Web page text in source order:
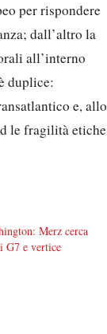
per rispondere
dall’altro la
all’interno
duplice:
e, allo
le fragilità etiche
Merz cerca
G7 e vertice